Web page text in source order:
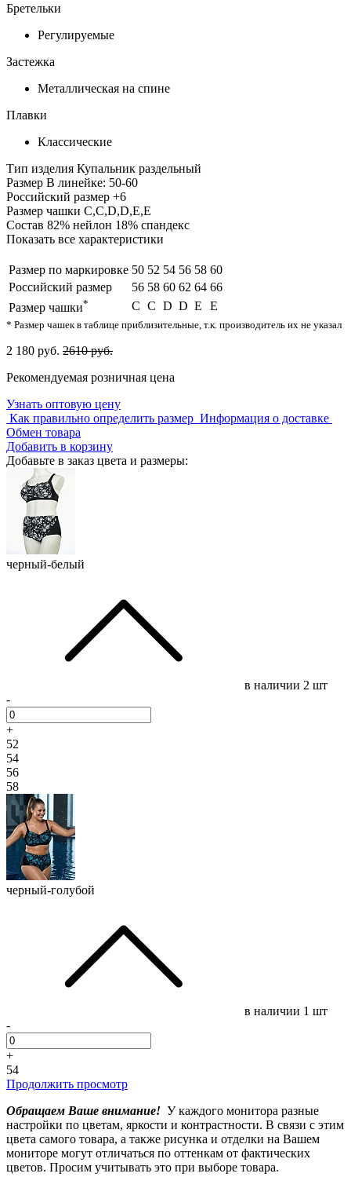
Бретельки
Регулируемые
Застежка
Металлическая на спине
Плавки
Классические
Тип изделия Купальник раздельный
Размер В линейке: 50-60
Российский размер +6
Размер чашки C,С,D,D,E,E
Состав 82% нейлон 18% спандекс
Показать все характеристики
Размер по маркировке 50 52 54 56 58 60
Российский размер
56 58 60 62 64 66
Размер чашки* C С D D E E
* Размер чашек в таблице приблизительные, т.к. производитель их не указал
2 180 руб. 2610 руб.
Рекомендуемая розничная цена
Узнать оптовую цену
Как правильно определить размер Информация о доставке
Обмен товара
Добавить в корзину
Добавьте в заказ цвета и размеры:
черный-белый
в наличии 2 шт
-
+
52
54
56
58
черный-голубой
в наличии 1 шт
-
+
54
Продолжить просмотр
Обращаем Ваше внимание! У каждого монитора разные
настройки по цветам, яркости и контрастности. В связи с этим
цвета самого товара, а также рисунка и отделки на Вашем
мониторе могут отличаться по оттенкам от фактических
цветов. Просим учитывать это при выборе товара.